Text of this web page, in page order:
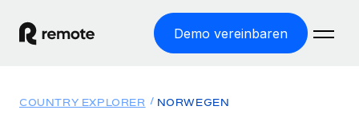
Demo vereinbaren
COUNTRY EXPLORER NORWEGEN